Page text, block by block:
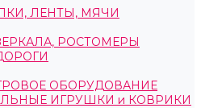
ЛЕНТЫ, МЯЧИ
РОСТОМЕРЫ
ОБОРУДОВАНИЕ
ИГРУШКИ и КОВРИКИ